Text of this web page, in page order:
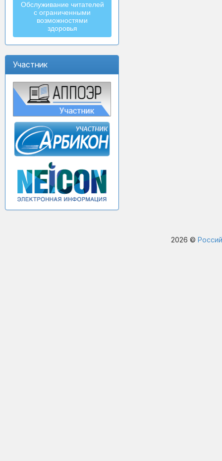
Обслуживание читателей
с ограниченными
возможностями
здоровья
Участник
2026 ©